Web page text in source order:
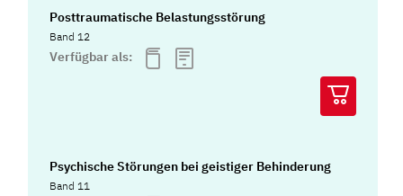
Posttraumatische Belastungsstörung
Band 12
Verfügbar als:
Psychische Störungen bei geistiger Behinderung
Band 11